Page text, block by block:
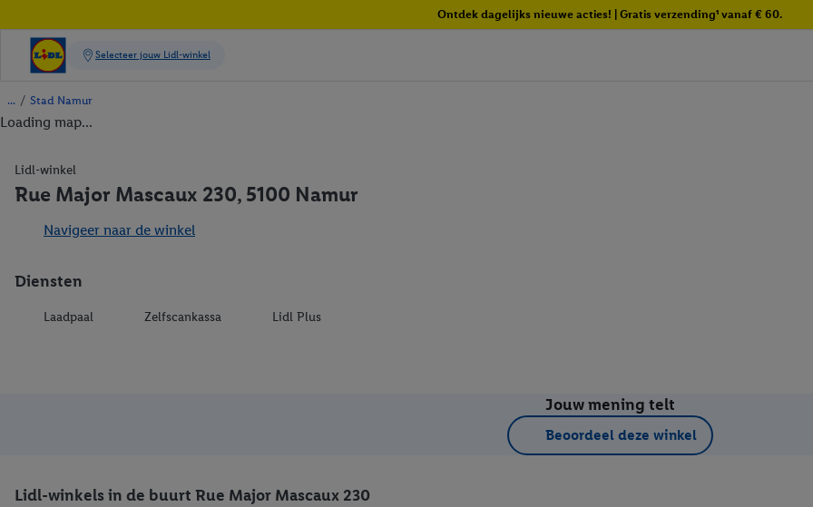
Ontdek dagelijks nieuwe acties! | Gratis verzending¹ vanaf € 60.
/ Stad Namur
Loading map...
Lidl-winkel
Rue Major Mascaux 230, 5100 Namur
Navigeer naar de winkel
Diensten
Laadpaal Zelfscankassa Lidl Plus
Jouw mening telt
Beoordeel deze winkel
Lidl-winkels in de buurt Rue Major Mascaux 230